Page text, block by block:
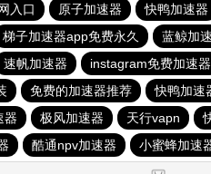
入口 原子加速器 快鸭加速器
梯子加速器app免费永久 蓝鲸加
速帆加速器 instagram免费加速器
免费的加速器推荐 快鸭加速
器 极风加速器 天行vapn
酷通npv加速器 小蜜蜂加速